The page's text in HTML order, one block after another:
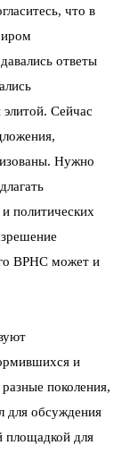
что в
ответы
Сейчас
Нужно
политических
ВРНС может и
и
поколения,
для обсуждения
площадкой для